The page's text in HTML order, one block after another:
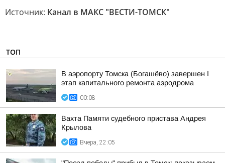
Источник: Канал в МАКС "ВЕСТИ-ТОМСК"
ТОП
В аэропорту Томска (Богашёво) завершен I
этап капитального ремонта аэродрома
00:08
Вахта Памяти судебного пристава Андрея
Крылова
Вчера, 22:05